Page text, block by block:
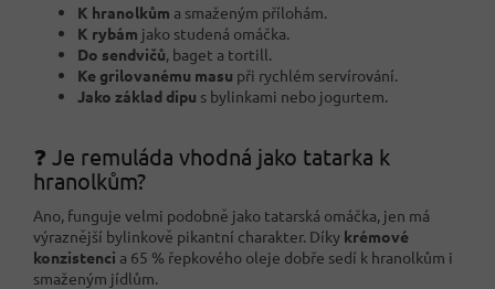
K hranolkům a smaženým přílohám.
K rybám jako studená omáčka.
Do sendvičů, baget a tortill.
Ke grilovanému masu při rychlém servírování.
Jako základ dipu s bylinkami nebo jogurtem.
❓ Je remuláda vhodná jako tatarka k
hranolkům?
Ano, funguje velmi podobně jako tatarská omáčka, jen má
výraznější bylinkově pikantní charakter. Díky krémové
konzistenci a 65 % řepkového oleje dobře sedí k hranolkům i
smaženým jídlům.